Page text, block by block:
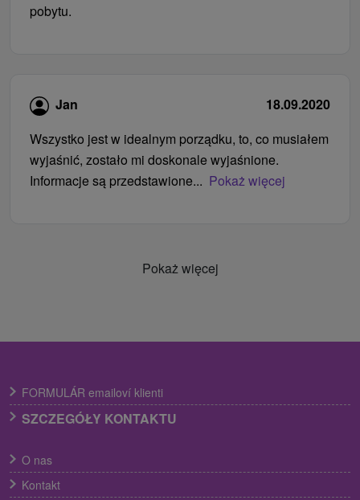
pobytu.
Jan
18.09.2020
Wszystko jest w idealnym porządku, to, co musiałem
wyjaśnić, zostało mi doskonale wyjaśnione.
Informacje są przedstawione... Pokaż więcej
Pokaż więcej
FORMULÁR emailoví klienti
SZCZEGÓŁY KONTAKTU
O nas
Kontakt